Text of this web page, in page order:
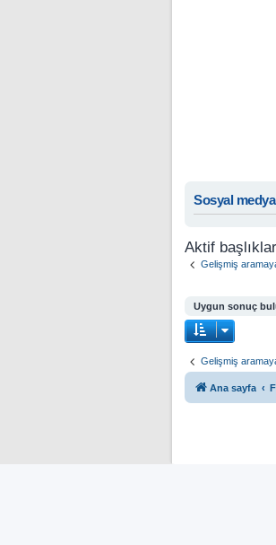
Sosyal medya
Aktif başlıklar
Gelişmiş
Uygun sonuç
Gelişmiş
Ana sayfa